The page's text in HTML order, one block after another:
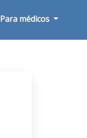
Para médicos